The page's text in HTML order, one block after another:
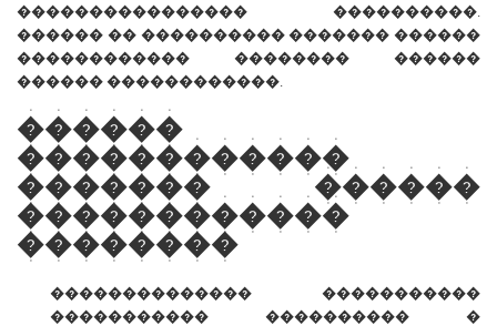
���������������� ����������.
������ �� ���������� ������� ������
������������ �������� ������
������ ������������.
������
������������
������� ������
������������
��������
�������������� �����������
����������� ���������� �